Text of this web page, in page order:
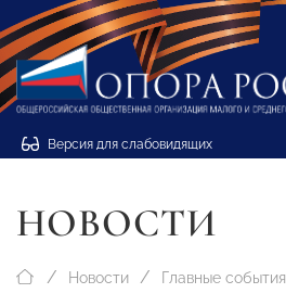
Версия для слабовидящих
НОВОСТИ
Новости Главные события